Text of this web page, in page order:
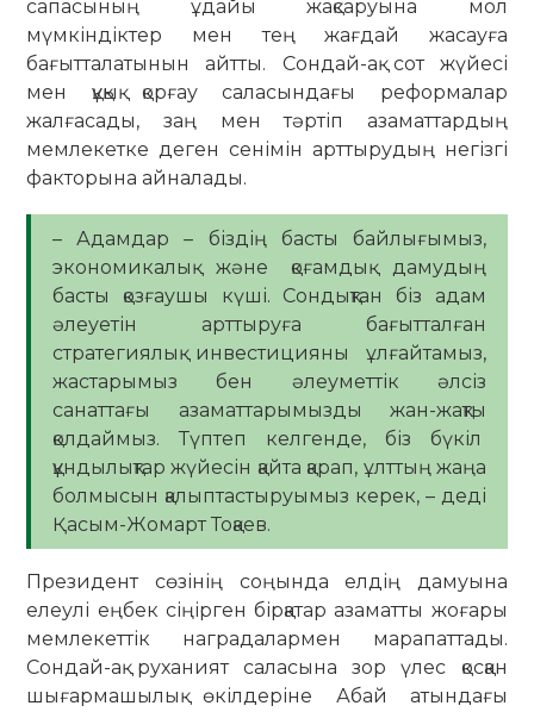
сапасының ұдайы жақсаруына мол
мүмкіндіктер мен тең жағдай жасауға
бағытталатынын айтты. Сондай-ақ сот жүйесі
мен құқық қорғау саласындағы реформалар
жалғасады, заң мен тәртіп азаматтардың
мемлекетке деген сенімін арттырудың негізгі
факторына айналады.
– Адамдар – біздің басты байлығымыз,
экономикалық және қоғамдық дамудың
басты қозғаушы күші. Сондықтан біз адам
әлеуетін арттыруға бағытталған
стратегиялық инвестицияны ұлғайтамыз,
жастарымыз бен әлеуметтік әлсіз
санаттағы азаматтарымызды жан-жақты
қолдаймыз. Түптеп келгенде, біз бүкіл
құндылықтар жүйесін қайта қарап, ұлттың жаңа
болмысын қалыптастыруымыз керек, – деді
Қасым-Жомарт Тоқаев.
Президент сөзінің соңында елдің дамуына
елеулі еңбек сіңірген бірқатар азаматты жоғары
мемлекеттік наградалармен марапаттады.
Сондай-ақ руханият саласына зор үлес қосқан
шығармашылық өкілдеріне Абай атындағы